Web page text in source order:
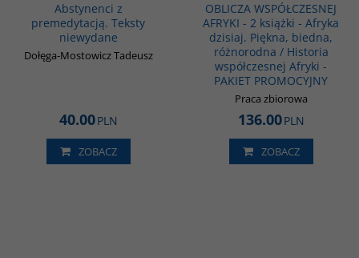
Abstynenci z
premedytacją. Teksty
niewydane
Dołęga-Mostowicz Tadeusz
40.00PLN
ZOBACZ
OBLICZA WSPÓŁCZESNEJ
AFRYKI - 2 książki - Afryka
dzisiaj. Piękna, biedna,
różnorodna / Historia
współczesnej Afryki -
PAKIET PROMOCYJNY
Praca zbiorowa
136.00PLN
ZOBACZ